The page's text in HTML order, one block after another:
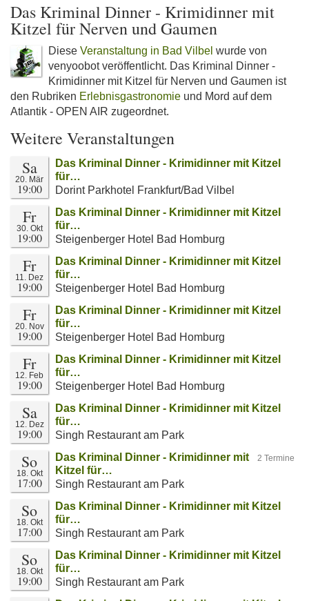
Das Kriminal Dinner - Krimidinner mit
Kitzel für Nerven und Gaumen
Diese Veranstaltung in Bad Vilbel wurde von
venyoobot veröffentlicht. Das Kriminal Dinner -
Krimidinner mit Kitzel für Nerven und Gaumen ist
den Rubriken Erlebnisgastronomie und Mord auf dem
Atlantik - OPEN AIR zugeordnet.
Weitere Veranstaltungen
Sa
20. Mär
19:00
Das Kriminal Dinner - Krimidinner mit Kitzel
für…
Dorint Parkhotel Frankfurt/Bad Vilbel
Fr
30. Okt
19:00
Das Kriminal Dinner - Krimidinner mit Kitzel
für…
Steigenberger Hotel Bad Homburg
Fr
11. Dez
19:00
Das Kriminal Dinner - Krimidinner mit Kitzel
für…
Steigenberger Hotel Bad Homburg
Fr
20. Nov
19:00
Das Kriminal Dinner - Krimidinner mit Kitzel
für…
Steigenberger Hotel Bad Homburg
Fr
12. Feb
19:00
Das Kriminal Dinner - Krimidinner mit Kitzel
für…
Steigenberger Hotel Bad Homburg
Sa
12. Dez
19:00
Das Kriminal Dinner - Krimidinner mit Kitzel
für…
Singh Restaurant am Park
So
18. Okt
17:00
2 Termine
Das Kriminal Dinner - Krimidinner mit
Kitzel für…
Singh Restaurant am Park
So
18. Okt
17:00
Das Kriminal Dinner - Krimidinner mit Kitzel
für…
Singh Restaurant am Park
So
18. Okt
19:00
Das Kriminal Dinner - Krimidinner mit Kitzel
für…
Singh Restaurant am Park